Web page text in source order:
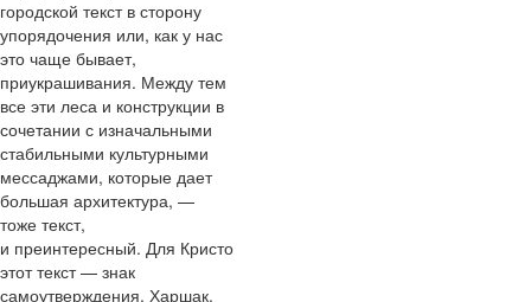
городской текст в сторону
упорядочения или, как у нас
это чаще бывает,
приукрашивания. Между тем
все эти леса и конструкции в
сочетании с изначальными
стабильными культурными
мессаджами, которые дает
большая архитектура, —
тоже текст,
и преинтересный. Для Кристо
этот текст — знак
самоутверждения, Харшак,